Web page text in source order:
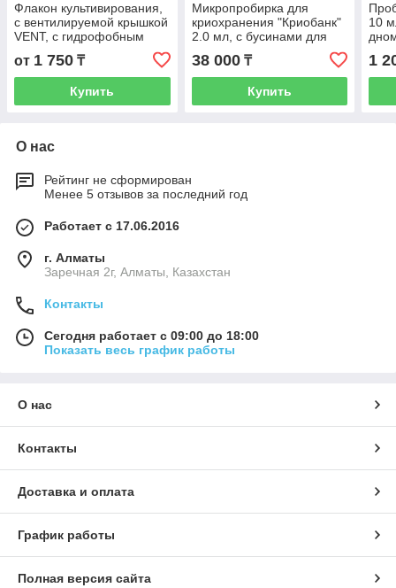
Флакон культивирования,
с вентилируемой крышкой
VENT, с гидрофобным
от 1 750 ₸
Купить
Микропробирка для
криохранения "Криобанк"
2.0 мл, с бусинами для
микроорганизмов 25 штук
в упаковке
38 000₸
Купить
10
1
О нас
Рейтинг не сформирован
Менее 5 отзывов за последний год
Работает с 17.06.2016
г. Алматы
Заречная 2г, Алматы, Казахстан
Контакты
Сегодня работает с 09:00 до 18:00
Показать весь график работы
О нас
Контакты
Доставка и оплата
График работы
Полная версия сайта